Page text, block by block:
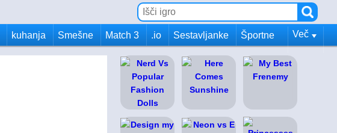
kuhanja Smešne Match 3 .io Sestavljanke Športne Več